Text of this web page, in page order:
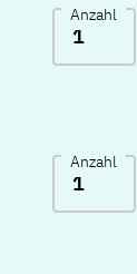
Anzahl
Anzahl